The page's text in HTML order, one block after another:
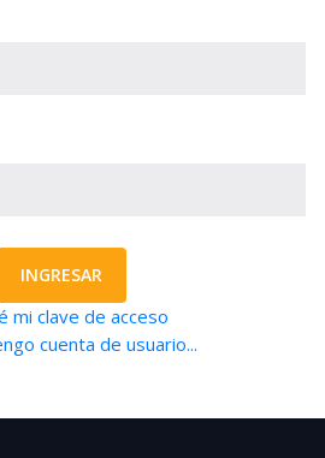
INGRESAR
mi clave de acceso
cuenta de usuario...